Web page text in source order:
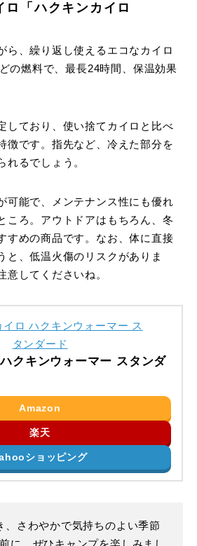
「ハクキンカイロ
ら、繰り返し使えるエコなカイロ
の燃料で、最長24時間、保温効果
しており、使い捨てカイロと比べ
徴です。指先など、冷えた部分を
れるでしょう。
可能で、メンテナンス性にも優れ
ころ。アウトドアはもちろん、冬
すめの商品です。なお、体に直接
と、低温火傷のリスクがありま
意してくださいね。
クキンウォーマー スタンダ
Amazon
楽天
ショッピング
、さわやかで気持ちのよい季節